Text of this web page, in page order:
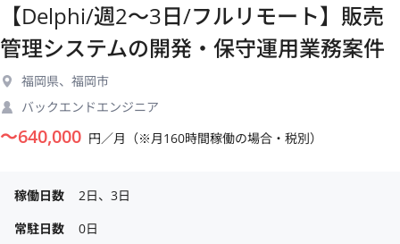
【Delphi/週2〜3日/フルリモート】販売
管理システムの開発・保守運用業務案件
福岡県、福岡市
バックエンドエンジニア
〜640,000 円／月（※月160時間稼働の場合・税別）
稼働日数
2日、3日
常駐日数
0日